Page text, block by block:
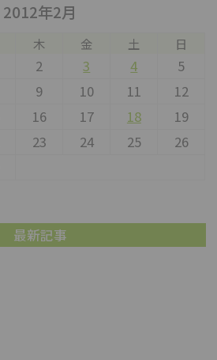
2012年2月
木 金 土 日
2 3 4
5
9 10 11
12
16 17 18
19
23 24 25
26
最新記事